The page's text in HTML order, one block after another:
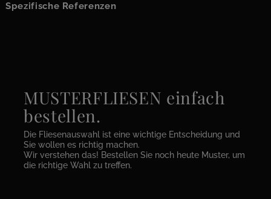
Spezifische Referenzen
MUSTERFLIESEN einfach
bestellen.
Die Fliesenauswahl ist eine wichtige Entscheidung und
Sie wollen es richtig machen.
Wir verstehen das! Bestellen Sie noch heute Muster, um
die richtige Wahl zu treffen.